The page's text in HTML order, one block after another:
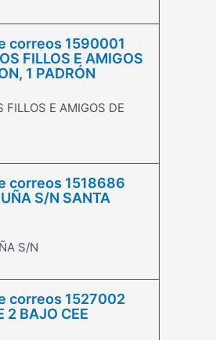
correos 1590001
FILLOS E AMIGOS
1 PADRÓN
FILLOS E AMIGOS DE
correos 1518686
S/N SANTA
S/N
correos 1527002
2 BAJO CEE